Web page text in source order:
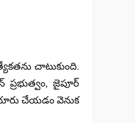
చాటుకుంది.
జైపూర్
చేయడం వెనుక